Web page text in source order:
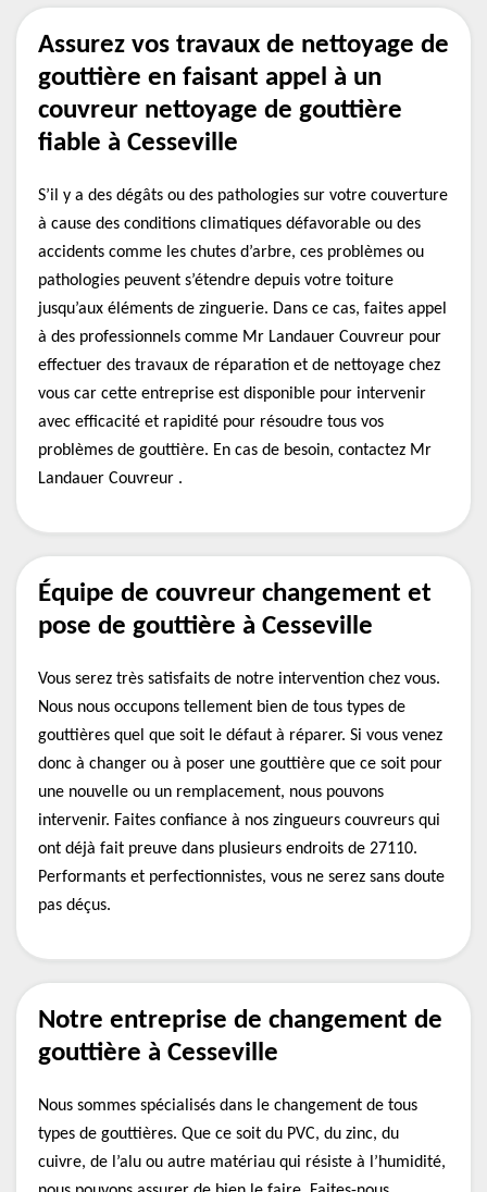
Assurez vos travaux de nettoyage de
gouttière en faisant appel à un
couvreur nettoyage de gouttière
fiable à Cesseville
S’il y a des dégâts ou des pathologies sur votre couverture
à cause des conditions climatiques défavorable ou des
accidents comme les chutes d’arbre, ces problèmes ou
pathologies peuvent s’étendre depuis votre toiture
jusqu’aux éléments de zinguerie. Dans ce cas, faites appel
à des professionnels comme Mr Landauer Couvreur pour
effectuer des travaux de réparation et de nettoyage chez
vous car cette entreprise est disponible pour intervenir
avec efficacité et rapidité pour résoudre tous vos
problèmes de gouttière. En cas de besoin, contactez Mr
Landauer Couvreur .
Équipe de couvreur changement et
pose de gouttière à Cesseville
Vous serez très satisfaits de notre intervention chez vous.
Nous nous occupons tellement bien de tous types de
gouttières quel que soit le défaut à réparer. Si vous venez
donc à changer ou à poser une gouttière que ce soit pour
une nouvelle ou un remplacement, nous pouvons
intervenir. Faites confiance à nos zingueurs couvreurs qui
ont déjà fait preuve dans plusieurs endroits de 27110.
Performants et perfectionnistes, vous ne serez sans doute
pas déçus.
Notre entreprise de changement de
gouttière à Cesseville
Nous sommes spécialisés dans le changement de tous
types de gouttières. Que ce soit du PVC, du zinc, du
cuivre, de l’alu ou autre matériau qui résiste à l’humidité,